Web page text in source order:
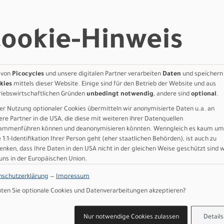
XC Race Geometry, Rider-First Engineered™, SWAT
dropout, internal cable routing, 120mm of travel
Dynamics developed 3 position, TwistLoc remote adjust,
Select+, Ride Dynamics developed 3 position, TwistLoc
2-piston caliper, hydraulic disc, 180mm rotor
2-piston caliper, hydraulic disc, 180mm rotor
speed, 10-51t
34t, XS:165mm, S-M:170mm, L-XL:175mm
12-speed
Threaded
Flex Lite Casing, T5/T7 Compound, TLR, 29x2.35
Hookless carbon, 29mm inner width, tubeless ready, DT Swiss
Flex Lite Casing, T5/T7 Compound, TLR, 29x2.35
carbon, 29mm inner width, tubeless ready, DT Swiss
Hinweis
Picocycles und unsere digitalen Partner verarbeiten Daten und speichern
mittels dieser Website. Einige sind für den Betrieb der Website und aus
Gründen unbedingt notwendig, andere sind optional.
Nutzung optionaler Cookies übermitteln wir anonymisierte Daten u.a. an
Partner in die USA, die diese mit weiteren ihrer Datenquellen
können und deanonymisieren könnten. Wenngleich es kaum um
1:1-Identifikation Ihrer Person geht (eher staatlichen Behörden), ist auch zu
dass Ihre Daten in den USA nicht in der gleichen Weise geschützt sind
in der Europäischen Union.
— Impressum
Sie optionale Cookies und Datenverarbeitungen akzeptieren?
Details
Nur notwendige Cookies zulassen